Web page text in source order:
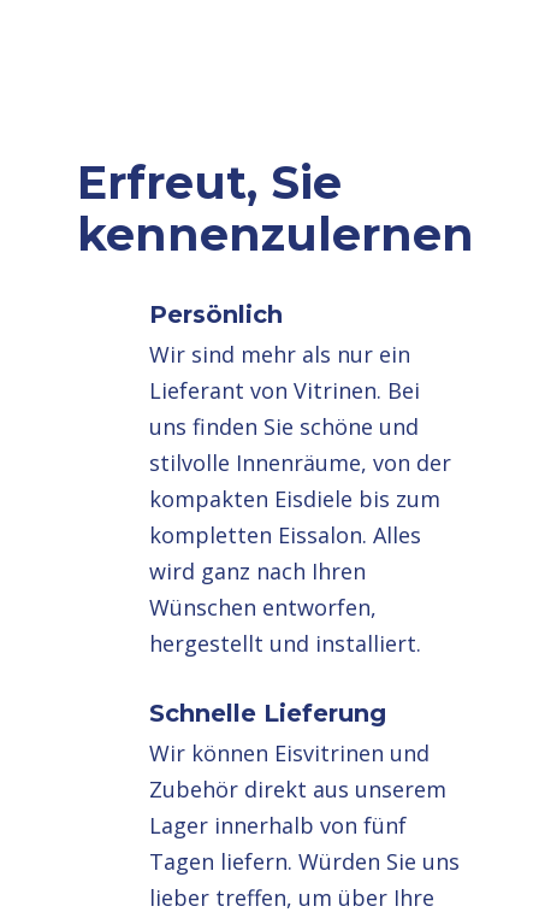
Erfreut, Sie
kennenzulernen
Persönlich
Wir sind mehr als nur ein
Lieferant von Vitrinen. Bei
uns finden Sie schöne und
stilvolle Innenräume, von der
kompakten Eisdiele bis zum
kompletten Eissalon. Alles
wird ganz nach Ihren
Wünschen entworfen,
hergestellt und installiert.
Schnelle Lieferung
Wir können Eisvitrinen und
Zubehör direkt aus unserem
Lager innerhalb von fünf
Tagen liefern. Würden Sie uns
lieber treffen, um über Ihre